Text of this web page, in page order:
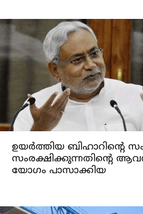
ഉയർത്തിയ ബിഹാറിന്റെ
സംരക്ഷിക്കുന്നതിന്റെ
യോഗം പാസാക്കിയ